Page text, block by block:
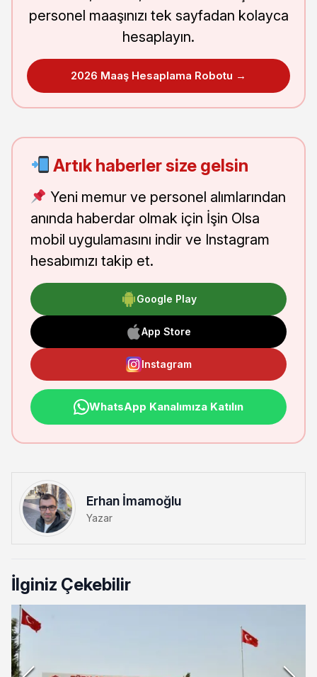
personel maaşınızı tek sayfadan kolayca
hesaplayın.
2026 Maaş Hesaplama Robotu →
Artık haberler size gelsin
Yeni memur ve personel alımlarından
anında haberdar olmak için İşin Olsa
mobil uygulamasını indir ve Instagram
hesabımızı takip et.
Google Play
App Store
Instagram
WhatsApp Kanalımıza Katılın
Erhan İmamoğlu
Yazar
İlginiz Çekebilir